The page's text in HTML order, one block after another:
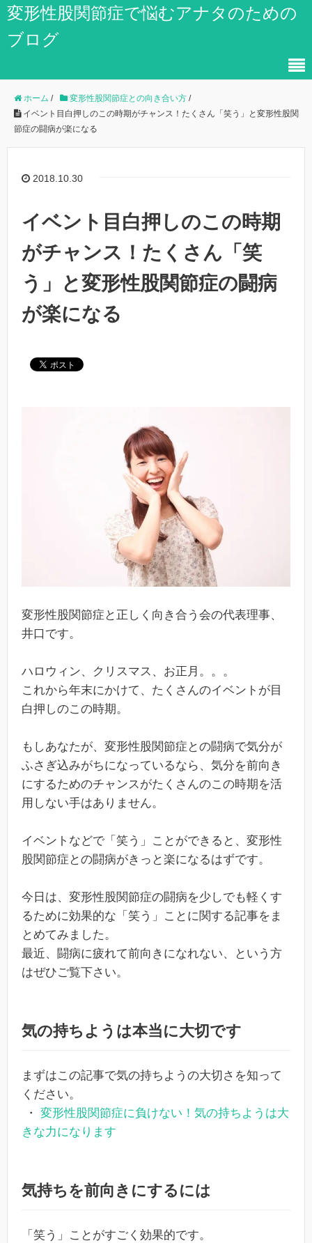
変形性股関節症で悩むアナタのための
ブログ
ホーム / 変形性股関節症との向き合い方 /
イベント目白押しのこの時期がチャンス！たくさん「笑う」と変形性股関
節症の闘病が楽になる
2018.10.30
イベント目白押しのこの時期
がチャンス！たくさん「笑
う」と変形性股関節症の闘病
が楽になる
変形性股関節症と正しく向き合う会の代表理事、
井口です。
ハロウィン、クリスマス、お正月。。。
これから年末にかけて、たくさんのイベントが目
白押しのこの時期。
もしあなたが、変形性股関節症との闘病で気分が
ふさぎ込みがちになっているなら、気分を前向き
にするためのチャンスがたくさんのこの時期を活
用しない手はありません。
イベントなどで「笑う」ことができると、変形性
股関節症との闘病がきっと楽になるはずです。
今日は、変形性股関節症の闘病を少しでも軽くす
るために効果的な「笑う」ことに関する記事をま
とめてみました。
最近、闘病に疲れて前向きになれない、という方
はぜひご覧下さい。
気の持ちようは本当に大切です
まずはこの記事で気の持ちようの大切さを知って
ください。
・ 変形性股関節症に負けない！気の持ちようは大
きな力になります
気持ちを前向きにするには
「笑う」ことがすごく効果的です。